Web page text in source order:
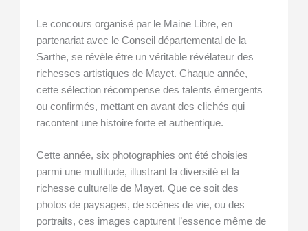
Le concours organisé par le Maine Libre, en
partenariat avec le Conseil départemental de la
Sarthe, se révèle être un véritable révélateur des
richesses artistiques de Mayet. Chaque année,
cette sélection récompense des talents émergents
ou confirmés, mettant en avant des clichés qui
racontent une histoire forte et authentique.
Cette année, six photographies ont été choisies
parmi une multitude, illustrant la diversité et la
richesse culturelle de Mayet. Que ce soit des
photos de paysages, de scènes de vie, ou des
portraits, ces images capturent l’essence même de